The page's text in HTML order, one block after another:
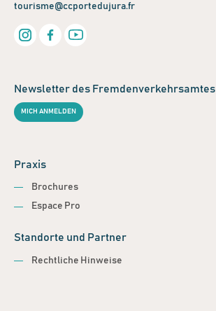
tourisme@ccportedujura.fr
Newsletter des Fremdenverkehrsamtes
MICH ANMELDEN
Praxis
Brochures
Espace Pro
Standorte und Partner
Rechtliche Hinweise